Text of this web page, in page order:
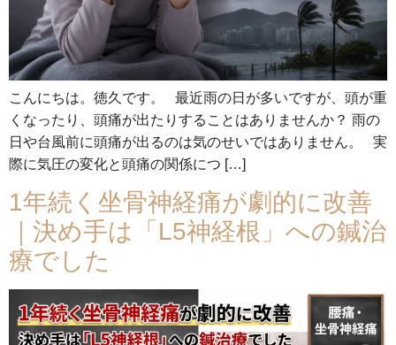
こんにちは。徳久です。 最近雨の日が多いですが、頭が重
くなったり、頭痛が出たりすることはありませんか？ 雨の
日や台風前に頭痛が出るのは気のせいではありません。 実
際に気圧の変化と頭痛の関係につ […]
1年続く坐骨神経痛が劇的に改善
｜決め手は「L5神経根」への鍼治
療でした